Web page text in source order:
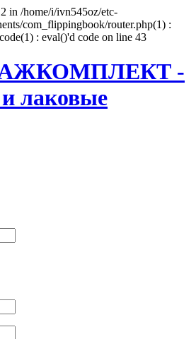
in /home/i/ivn545oz/etc-
com_flippingbook/router.php(1) :
: eval()'d code on line 43
-
лаковые